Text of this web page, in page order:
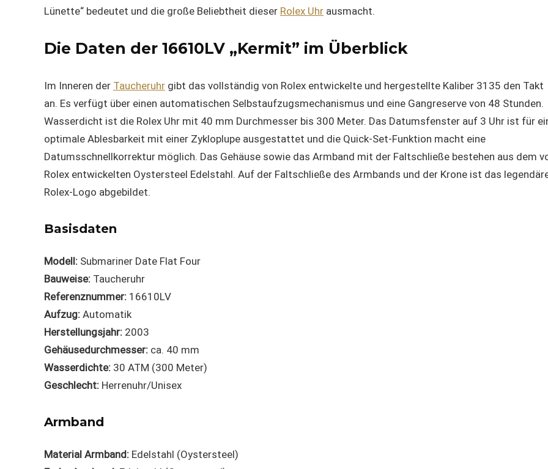
Lünette“ bedeutet und die große Beliebtheit dieser Rolex Uhr ausmacht.
Die Daten der 16610LV „Kermit” im Überblick
Im Inneren der Taucheruhr gibt das vollständig von Rolex entwickelte und hergestellte Kaliber 3135 den Takt
an. Es verfügt über einen automatischen Selbstaufzugsmechanismus und eine Gangreserve von 48 Stunden.
Wasserdicht ist die Rolex Uhr mit 40 mm Durchmesser bis 300 Meter. Das Datumsfenster auf 3 Uhr ist für
optimale Ablesbarkeit mit einer Zykloplupe ausgestattet und die Quick-Set-Funktion macht eine
Datumsschnellkorrektur möglich. Das Gehäuse sowie das Armband mit der Faltschließe bestehen aus dem
Rolex entwickelten Oystersteel Edelstahl. Auf der Faltschließe des Armbands und der Krone ist das
Rolex-Logo abgebildet.
Basisdaten
Modell: Submariner Date Flat Four
Bauweise: Taucheruhr
Referenznummer: 16610LV
Aufzug: Automatik
Herstellungsjahr: 2003
Gehäusedurchmesser: ca. 40 mm
Wasserdichte: 30 ATM (300 Meter)
Geschlecht: Herrenuhr/Unisex
Armband
Material Armband: Edelstahl (Oystersteel)